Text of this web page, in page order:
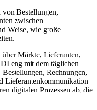
von Bestellungen,
zwischen
Weise, wie große
Märkte, Lieferanten,
eng mit dem täglichen
Rechnungen,
Lieferantenkommunikation
digitalen Prozessen ab, die